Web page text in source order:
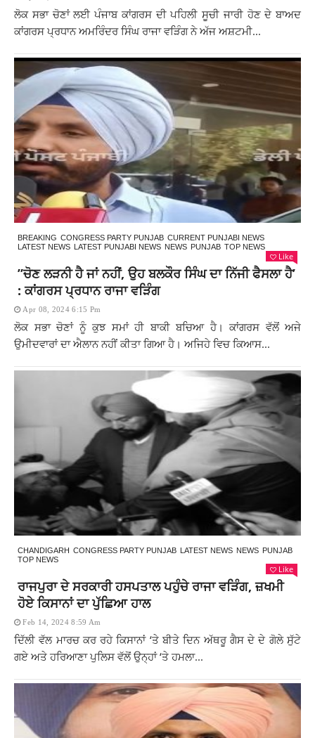
ਲੋਕ ਸਭਾ ਚੋਣਾਂ ਲਈ ਪੰਜਾਬ ਕਾਂਗਰਸ ਦੀ ਪਹਿਲੀ ਸੂਚੀ ਜਾਰੀ ਹੋਣ ਦੇ ਬਾਅਦ
ਕਾਂਗਰਸ ਪ੍ਰਧਾਨ ਅਮਰਿੰਦਰ ਸਿੰਘ ਰਾਜਾ ਵੜਿੰਗ ਨੇ ਅੱਜ ਅਸ਼ਟਮੀ...
BREAKING CONGRESS PARTY PUNJAB CURRENT PUNJABI NEWS
LATEST NEWS LATEST PUNJABI NEWS NEWS PUNJAB TOP NEWS
Like
”ਚੋਣ ਲੜਨੀ ਹੈ ਜਾਂ ਨਹੀਂ, ਉਹ ਬਲਕੌਰ ਸਿੰਘ ਦਾ ਨਿੱਜੀ ਫੈਸਲਾ ਹੈ’
: ਕਾਂਗਰਸ ਪ੍ਰਧਾਨ ਰਾਜਾ ਵੜਿੰਗ
Apr 08, 2024 6:15 Pm
ਲੋਕ ਸਭਾ ਚੋਣਾਂ ਨੂੰ ਕੁਝ ਸਮਾਂ ਹੀ ਬਾਕੀ ਬਚਿਆ ਹੈ। ਕਾਂਗਰਸ ਵੱਲੋਂ ਅਜੇ
ਉਮੀਦਵਾਰਾਂ ਦਾ ਐਲਾਨ ਨਹੀਂ ਕੀਤਾ ਗਿਆ ਹੈ। ਅਜਿਹੇ ਵਿਚ ਕਿਆਸ...
CHANDIGARH CONGRESS PARTY PUNJAB LATEST NEWS NEWS PUNJAB
TOP NEWS
Like
ਰਾਜਪੁਰਾ ਦੇ ਸਰਕਾਰੀ ਹਸਪਤਾਲ ਪਹੁੰਚੇ ਰਾਜਾ ਵੜਿੰਗ, ਜ਼ਖਮੀ
ਹੋਏ ਕਿਸਾਨਾਂ ਦਾ ਪੁੱਛਿਆ ਹਾਲ
Feb 14, 2024 8:59 Am
ਦਿੱਲੀ ਵੱਲ ਮਾਰਚ ਕਰ ਰਹੇ ਕਿਸਾਨਾਂ ‘ਤੇ ਬੀਤੇ ਦਿਨ ਅੱਥਰੂ ਗੈਸ ਦੇ ਦੇ ਗੋਲੇ ਸੁੱਟੇ
ਗਏ ਅਤੇ ਹਰਿਆਣਾ ਪੁਲਿਸ ਵੱਲੋਂ ਉਨ੍ਹਾਂ ‘ਤੇ ਹਮਲਾ...